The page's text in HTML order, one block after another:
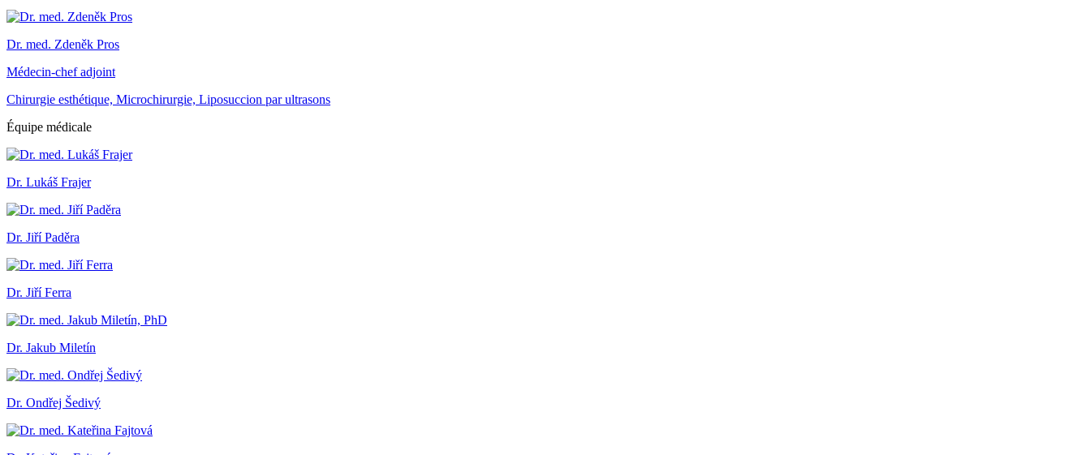
Dr. med. Zdeněk Pros
Médecin-chef adjoint
Chirurgie esthétique, Microchirurgie, Liposuccion par ultrasons
Équipe médicale
Dr. Lukáš Frajer
Dr. Jiří Paděra
Dr. Jiří Ferra
Dr. Jakub Miletín
Dr. Ondřej Šedivý